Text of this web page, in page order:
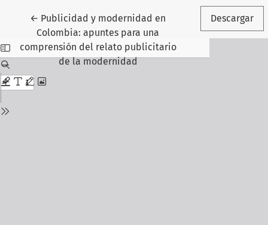
← Volver a los detalles del artículo
Publicidad y modernidad en
Colombia: apuntes para una
comprensión del relato publicitario
de la modernidad
Descargar